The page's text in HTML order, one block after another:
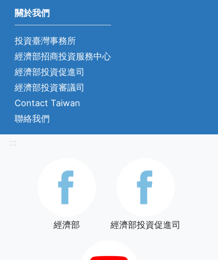
關於我們
投資臺灣事務所
經濟部招商投資服務中心
經濟部投資促進司
經濟部投資審議司
Contact Taiwan
聯絡我們
:::
經濟部 經濟部投資促進司